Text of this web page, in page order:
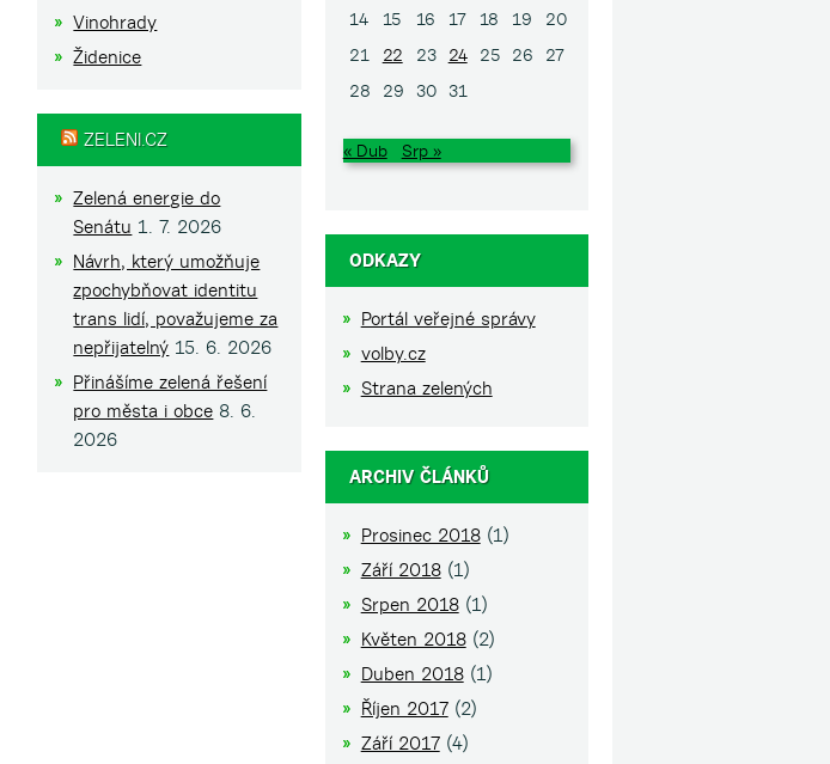
Vinohrady
Židenice
ZELENI.CZ
Zelená energie do
Senátu 1. 7. 2026
Návrh, který umožňuje
zpochybňovat identitu
trans lidí, považujeme za
nepřijatelný 15. 6. 2026
Přinášíme zelená řešení
pro města i obce 8. 6.
2026
14
15 16 17 18 19
20
21
22 23 24 25 26
27
28
29 30 31
« Dub Srp »
ODKAZY
Portál veřejné správy
volby.cz
Strana zelených
ARCHIV ČLÁNKŮ
Prosinec 2018(1)
Září 2018(1)
Srpen 2018(1)
Květen 2018(2)
Duben 2018(1)
Říjen 2017(2)
Září 2017(4)